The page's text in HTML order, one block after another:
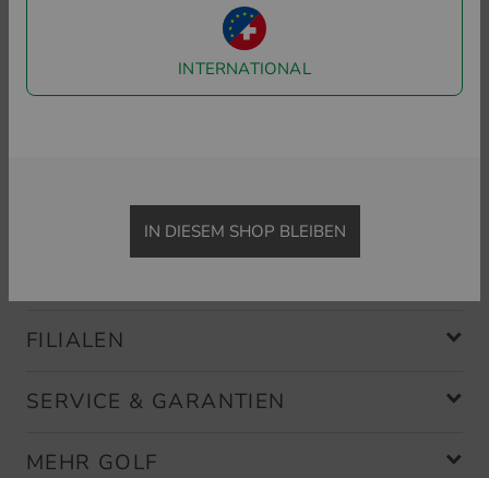
Menü
FILIALEN
SERVICE & GARANTIEN
MEHR GOLF
INTERNATIONAL
IN DIESEM SHOP BLEIBEN